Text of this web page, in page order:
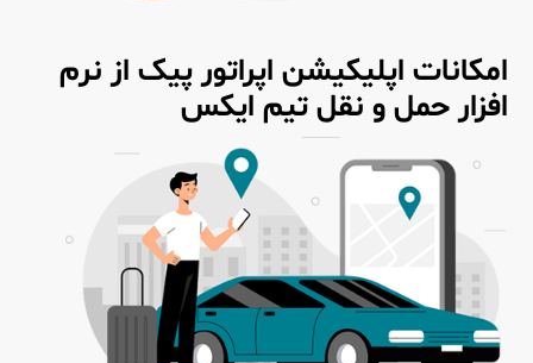
امکانات اپلیکیشن اپراتور پیک از نرم
افزار حمل و نقل تیم ایکس